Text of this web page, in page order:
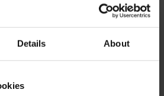
Details About